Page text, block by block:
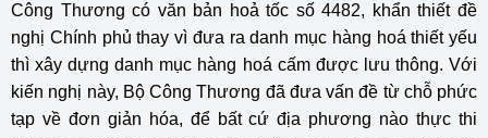
Công Thương có văn bản hoả tốc số 4482, khẩn thiết đề
nghị Chính phủ thay vì đưa ra danh mục hàng hoá thiết yếu
thì xây dựng danh mục hàng hoá cấm được lưu thông. Với
kiến nghị này, Bộ Công Thương đã đưa vấn đề từ chỗ phức
tạp về đơn giản hóa, để bất cứ địa phương nào thực thi